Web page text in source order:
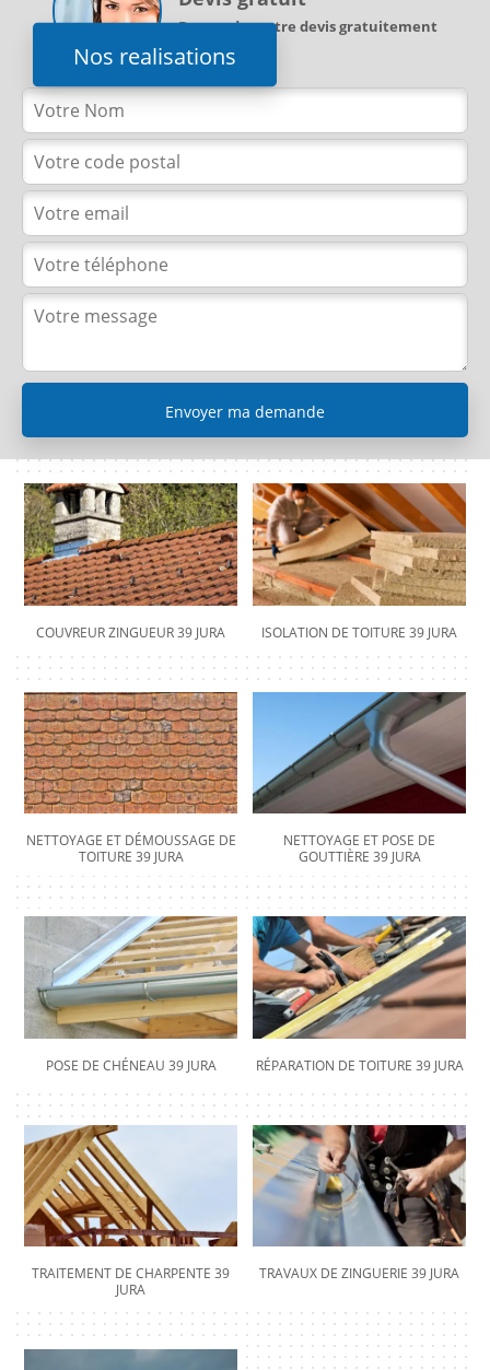
Nos realisations
Demandez votre devis gratuitement
COUVREUR ZINGUEUR 39 JURA ISOLATION DE TOITURE 39 JURA
NETTOYAGE ET DÉMOUSSAGE DE
TOITURE 39 JURA
NETTOYAGE ET POSE DE
GOUTTIÈRE 39 JURA
POSE DE CHÉNEAU 39 JURA RÉPARATION DE TOITURE 39 JURA
TRAITEMENT DE CHARPENTE 39
JURA
TRAVAUX DE ZINGUERIE 39 JURA